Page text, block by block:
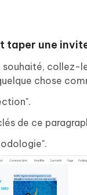
taper une
collez-
chose
de ce